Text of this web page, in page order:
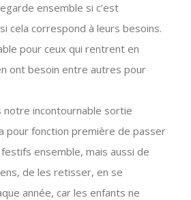
ensemble si c’est
cela correspond à leurs besoins.
pour ceux qui rentrent en
ont besoin entre autres pour
notre incontournable sortie
pour fonction première de passer
ensemble, mais aussi de
de les retisser, en se
année, car les enfants ne